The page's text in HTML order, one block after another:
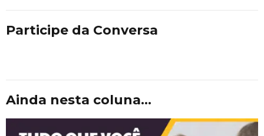
Participe da Conversa
Ainda nesta coluna...